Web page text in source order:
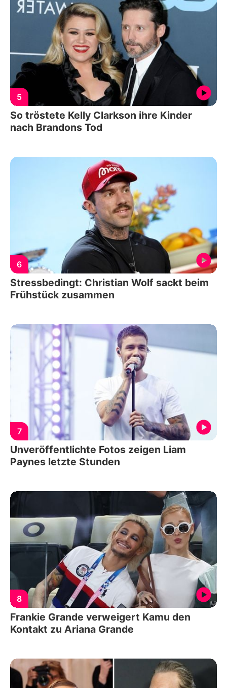
5
So tröstete Kelly Clarkson ihre Kinder
nach Brandons Tod
6
Stressbedingt: Christian Wolf sackt beim
Frühstück zusammen
7
Unveröffentlichte Fotos zeigen Liam
Paynes letzte Stunden
8
Frankie Grande verweigert Kamu den
Kontakt zu Ariana Grande